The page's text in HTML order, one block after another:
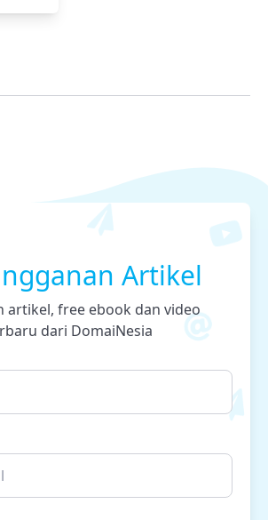
Artikel
artikel, free ebook dan video
dari DomaiNesia